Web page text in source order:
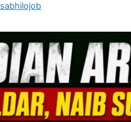
sabhilojob